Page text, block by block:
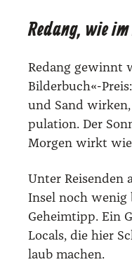
Redang, wie
Redang gewinnt
Bilderbuch«-
und Sand
pu­la­ti­on. Der
Mor­gen wirkt
Unter Rei­sen­den
Insel noch wenig
Geheim­tipp. Ein
Locals, die hier
laub machen.